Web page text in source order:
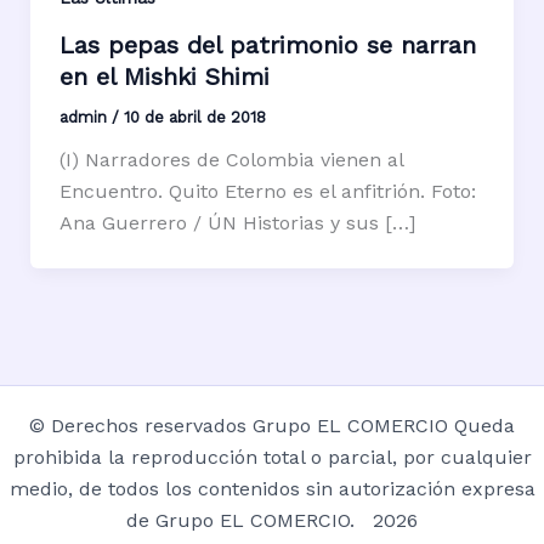
Las pepas del patrimonio se narran
en el Mishki Shimi
admin / 10 de abril de 2018
(I) Narradores de Colombia vienen al
Encuentro. Quito Eterno es el anfitrión. Foto:
Ana Guerrero / ÚN Historias y sus […]
© Derechos reservados Grupo EL COMERCIO Queda
prohibida la reproducción total o parcial, por cualquier
medio, de todos los contenidos sin autorización expresa
de Grupo EL COMERCIO. 2026